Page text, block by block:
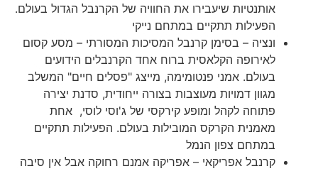
אותנטיות שיעבירו את החוויה של הקרנבל הגדול בעולם.
הפעילות תתקיים במתחם נייקי
ונציה – בסימן קרנבל המסיכות המסורתי – מסע קסום
לאירופה הקלאסית ברוח אחד הקרנבלים הידועים
בעולם. אמני פנטומימה, מייצג "פסלים חיים" המשלב
מגוון דמויות מעוצבות בצורה ייחודית, סדנת יצירה
פתוחה לקהל ומופע קירקסי של ג'וסי לוסי, אחת
מאמנית הקרקס המובילות בעולם. הפעילות תתקיים
במתחם צפון הנמל
קרנבל אפריקאי – אפריקה אמנם רחוקה אבל אין סיבה